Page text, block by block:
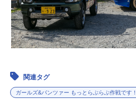
関連タグ
ガールズ&パンツァー もっとらぶらぶ作戦です！